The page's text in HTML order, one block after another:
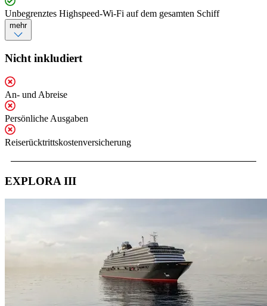
Unbegrenztes Highspeed-Wi-Fi auf dem gesamten Schiff
mehr
Nicht inkludiert
An- und Abreise
Persönliche Ausgaben
Reiserücktrittskostenversicherung
EXPLORA III